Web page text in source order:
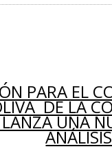
PARA EL
DE LA
UNA